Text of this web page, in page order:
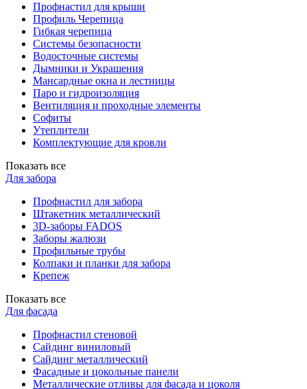
Профнастил для крыши
Профиль Черепица
Гибкая черепица
Системы безопасности
Водосточные системы
Дымники и Украшения
Мансардные окна и лестницы
Паро и гидроизоляция
Вентиляция и проходные элементы
Софиты
Утеплители
Комплектующие для кровли
Показать все
Для забора
Профнастил для забора
Штакетник металлический
3D-заборы FADOS
Заборы жалюзи
Профильные трубы
Колпаки и планки для забора
Крепеж
Показать все
Для фасада
Профнастил стеновой
Сайдинг виниловый
Сайдинг металлический
Фасадные и цокольные панели
Металлические отливы для фасада и цоколя